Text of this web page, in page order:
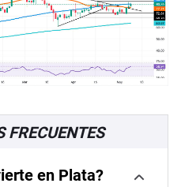
FRECUENTES
en Plata?